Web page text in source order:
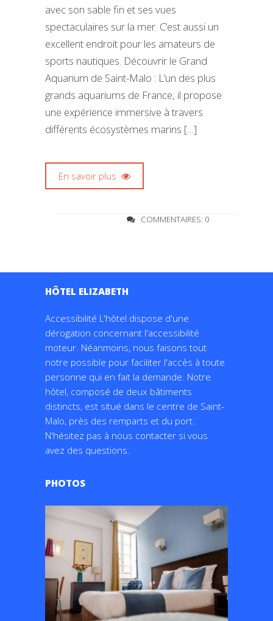
avec son sable fin et ses vues
spectaculaires sur la mer. C’est aussi un
excellent endroit pour les amateurs de
sports nautiques. Découvrir le Grand
Aquarium de Saint-Malo : L’un des plus
grands aquariums de France, il propose
une expérience immersive à travers
différents écosystèmes marins […]
En savoir plus
COMMENTAIRES: 0
HÔTEL ELIZABETH
Accessibilité L'hôtel dispose d'une
dérogation concernant l'accessibilité
moteur. Néanmoins, nous faisons tout
notre possible pour faciliter l'accès à toute
personne qui en fait la demande. Notre
hôtel, composé de deux bâtiments
distincts, est situé dans le centre de Saint-
Malo, près des remparts et du port.
N'hésitez pas à nous contacter si vous
avez des questions.
PHOTOS